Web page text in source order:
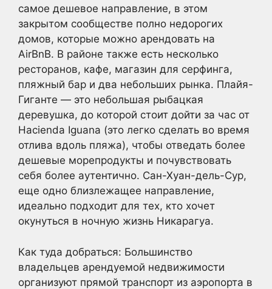
самое дешевое направление, в этом
закрытом сообществе полно недорогих
домов, которые можно арендовать на
AirBnB. В районе также есть несколько
ресторанов, кафе, магазин для серфинга,
пляжный бар и два небольших рынка. Плайя-
Гиганте — это небольшая рыбацкая
деревушка, до которой стоит дойти за час от
Hacienda Iguana (это легко сделать во время
отлива вдоль пляжа), чтобы отведать более
дешевые морепродукты и почувствовать
себя более аутентично. Сан-Хуан-дель-Сур,
еще одно близлежащее направление,
идеально подходит для тех, кто хочет
окунуться в ночную жизнь Никарагуа.
Как туда добраться: Большинство
владельцев арендуемой недвижимости
организуют прямой транспорт из аэропорта в